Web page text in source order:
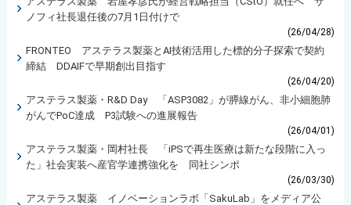
ノフィ社長退任後の7月1日付けで
(26/04/28)
FRONTEO アステラス製薬とAI技術活用した標的分子探索で契約
締結 DDAIFで早期創出目指す
(26/04/20)
アステラス製薬・R&D Day 「ASP3082」が膵線がん、非小細胞肺
がんでPoC達成 P3試験への進展報告
(26/04/01)
アステラス製薬・岡村社長 「iPSで再生医療は新たな段階に入っ
た」社会実装へ産官学連携強化を 同社シンポ
(26/03/30)
アステラス製薬 イノベーションラボ「SakuLab」をメディア公